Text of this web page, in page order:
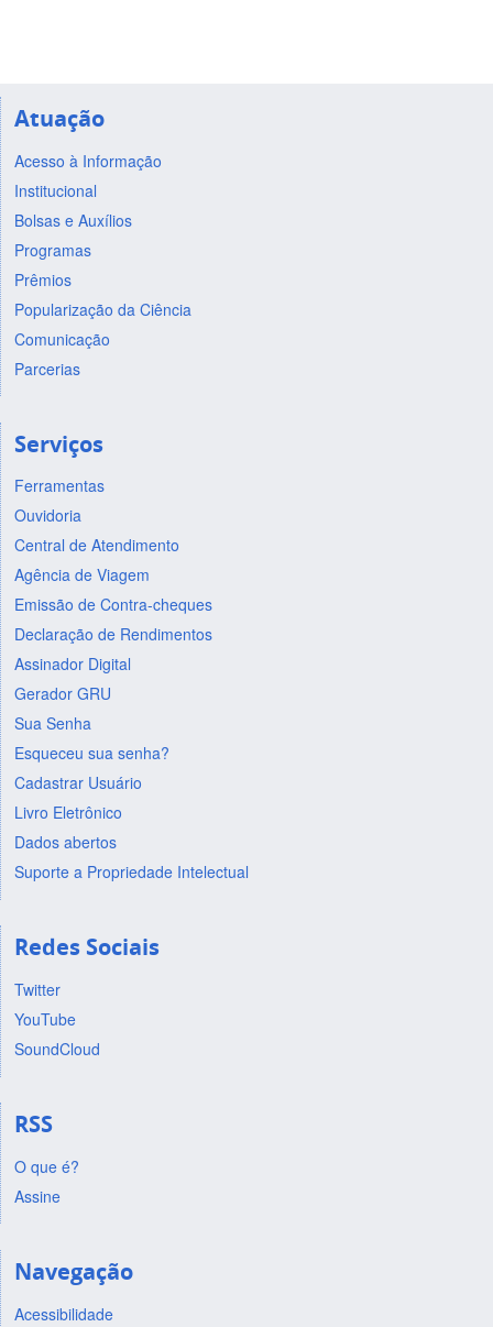
Atuação
Acesso à Informação
Institucional
Bolsas e Auxílios
Programas
Prêmios
Popularização da Ciência
Comunicação
Parcerias
Serviços
Ferramentas
Ouvidoria
Central de Atendimento
Agência de Viagem
Emissão de Contra-cheques
Declaração de Rendimentos
Assinador Digital
Gerador GRU
Sua Senha
Esqueceu sua senha?
Cadastrar Usuário
Livro Eletrônico
Dados abertos
Suporte a Propriedade Intelectual
Redes Sociais
Twitter
YouTube
SoundCloud
RSS
O que é?
Assine
Navegação
Acessibilidade